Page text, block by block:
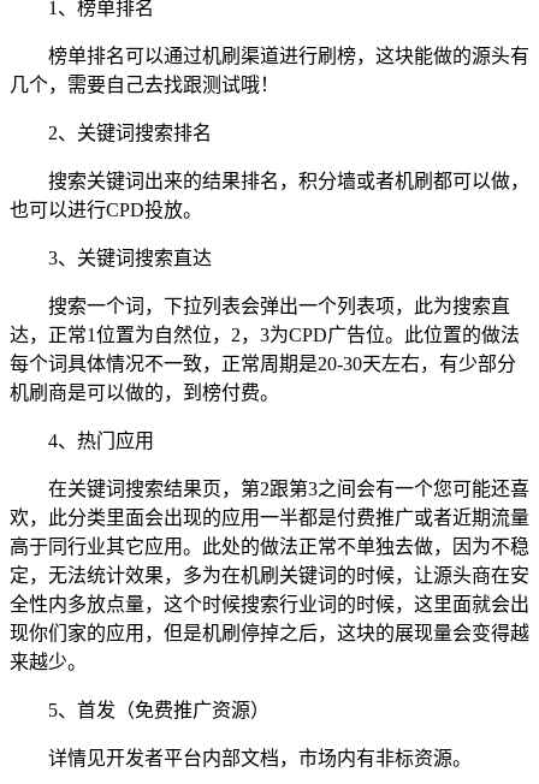
1、榜单排名
榜单排名可以通过机刷渠道进行刷榜，这块能做的源头有
几个，需要自己去找跟测试哦！
2、关键词搜索排名
搜索关键词出来的结果排名，积分墙或者机刷都可以做，
也可以进行CPD投放。
3、关键词搜索直达
搜索一个词，下拉列表会弹出一个列表项，此为搜索直
达，正常1位置为自然位，2，3为CPD广告位。此位置的做法
每个词具体情况不一致，正常周期是20-30天左右，有少部分
机刷商是可以做的，到榜付费。
4、热门应用
在关键词搜索结果页，第2跟第3之间会有一个您可能还喜
欢，此分类里面会出现的应用一半都是付费推广或者近期流量
高于同行业其它应用。此处的做法正常不单独去做，因为不稳
定，无法统计效果，多为在机刷关键词的时候，让源头商在安
全性内多放点量，这个时候搜索行业词的时候，这里面就会出
现你们家的应用，但是机刷停掉之后，这块的展现量会变得越
来越少。
5、首发（免费推广资源）
详情见开发者平台内部文档，市场内有非标资源。